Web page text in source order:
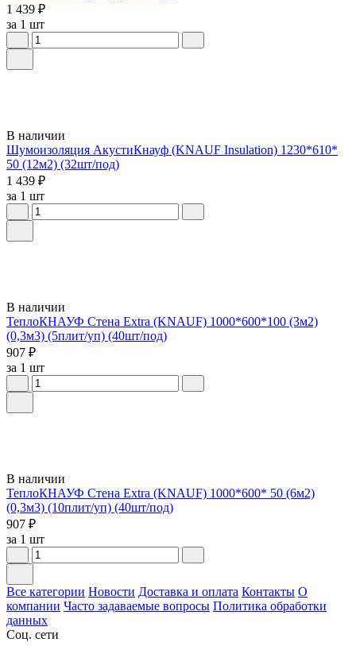
1 439 ₽
за 1 шт
В наличии
Шумоизоляция АкустиКнауф (KNAUF Insulation) 1230*610*
50 (12м2) (32шт/под)
1 439 ₽
за 1 шт
В наличии
ТеплоКНАУФ Стена Extra (KNAUF) 1000*600*100 (3м2)
(0,3м3) (5плит/уп) (40шт/под)
907 ₽
за 1 шт
В наличии
ТеплоКНАУФ Стена Extra (KNAUF) 1000*600* 50 (6м2)
(0,3м3) (10плит/уп) (40шт/под)
907 ₽
за 1 шт
Все категории Новости Доставка и оплата Контакты О
компании Часто задаваемые вопросы Политика обработки
данных
Соц. сети